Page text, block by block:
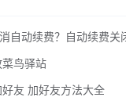
鸟驿站
友 加好友方法大全